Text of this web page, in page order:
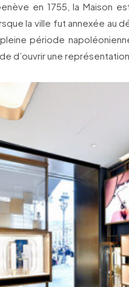
en 1755, la Maison
la ville fut annexée au
période
d’ouvrir une représentation